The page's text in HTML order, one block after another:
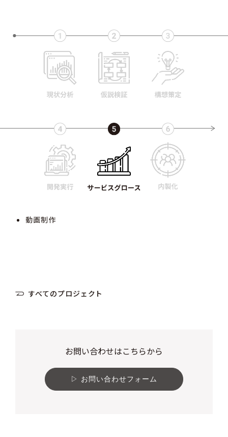
動画制作
すべてのプロジェクト
お問い合わせはこちらから
お問い合わせフォーム